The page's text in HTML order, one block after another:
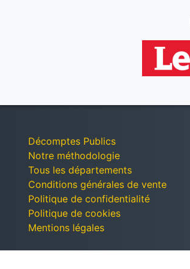
Décomptes Publics
Notre méthodologie
Tous les départements
Conditions générales de vente
Politique de confidentialité
Politique de cookies
Mentions légales